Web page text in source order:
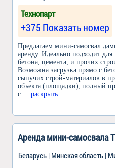
Технопарт
+375 Показать номер
Предлагаем мини-самосвал
аренду. Идеально подходит для
бетона, цемента, и прочих
Возможна загрузка прямо с
сыпучих строй-материалов в
объекта (площадки), полный
с.
... раскрыть
Аренда мини-самосвала
Беларусь | Минская область |